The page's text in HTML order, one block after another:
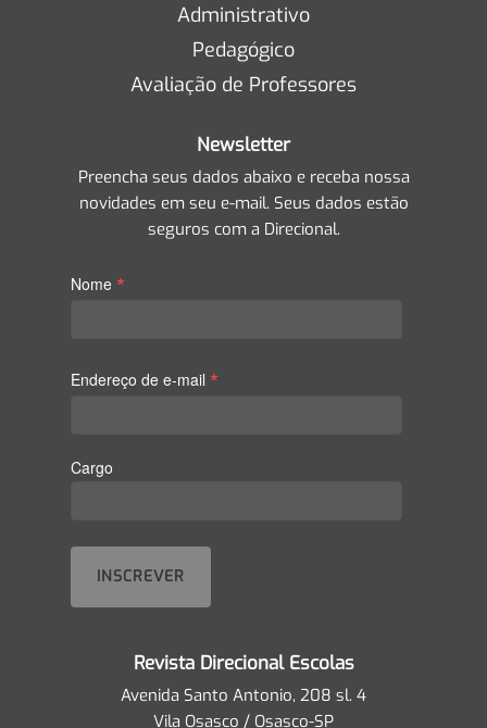
Administrativo
Pedagógico
Avaliação de Professores
Newsletter
Preencha seus dados abaixo e receba nossa
novidades em seu e-mail. Seus dados estão
seguros com a Direcional.
Nome *
Endereço de e-mail *
Cargo
Revista Direcional Escolas
Avenida Santo Antonio, 208 sl. 4
Vila Osasco / Osasco-SP